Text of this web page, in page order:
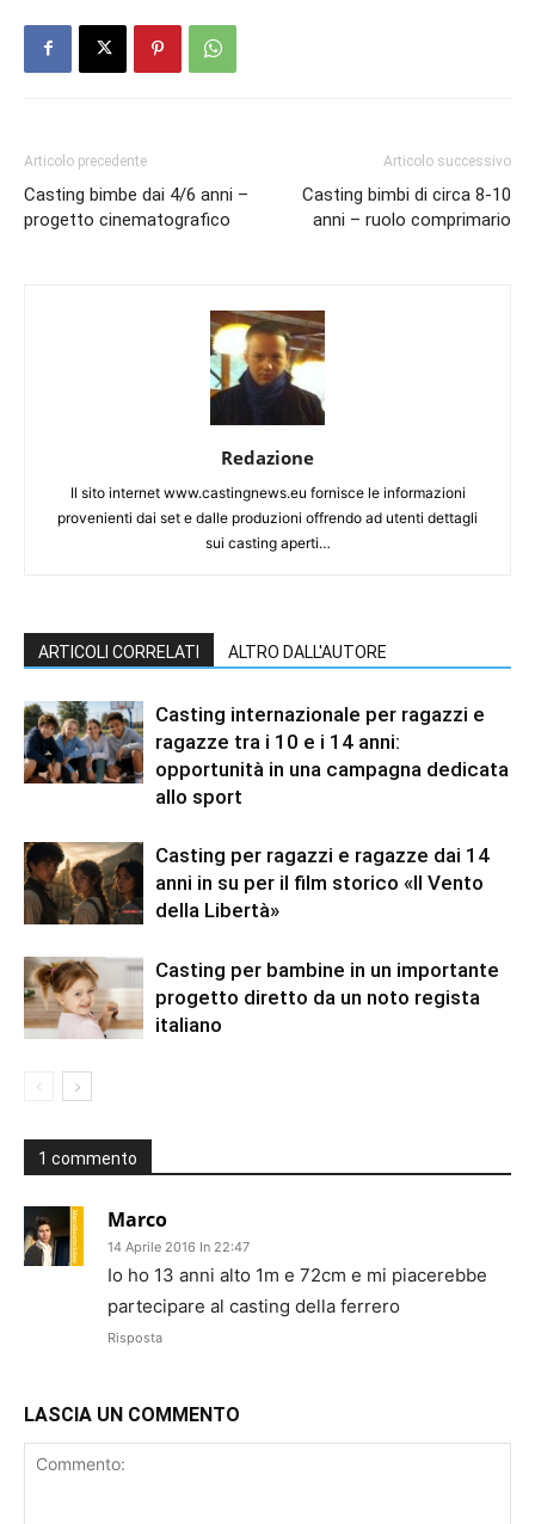
Articolo precedente
Casting bimbe dai 4/6 anni –
progetto cinematografico
Articolo successivo
Casting bimbi di circa 8-10
anni – ruolo comprimario
Redazione
Il sito internet www.castingnews.eu fornisce le informazioni
provenienti dai set e dalle produzioni offrendo ad utenti dettagli
sui casting aperti…
ARTICOLI CORRELATI ALTRO DALL'AUTORE
Casting internazionale per ragazzi e
ragazze tra i 10 e i 14 anni:
opportunità in una campagna dedicata
allo sport
Casting per ragazzi e ragazze dai 14
anni in su per il film storico «Il Vento
della Libertà»
Casting per bambine in un importante
progetto diretto da un noto regista
italiano
1 commento
Marco
14 Aprile 2016 In 22:47
Io ho 13 anni alto 1m e 72cm e mi piacerebbe
partecipare al casting della ferrero
Risposta
LASCIA UN COMMENTO